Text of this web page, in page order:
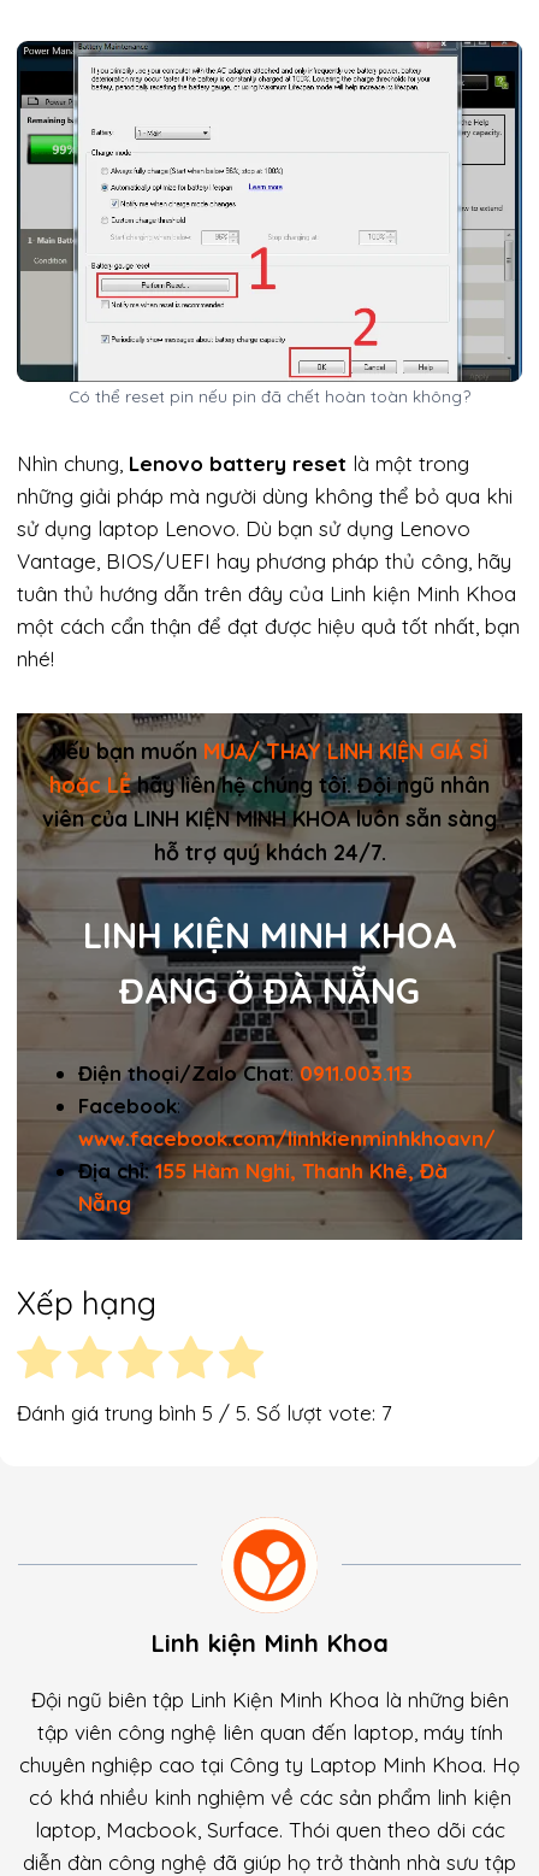
Có thể reset pin nếu pin đã chết hoàn toàn không?
Nhìn chung, Lenovo battery reset là một trong
những giải pháp mà người dùng không thể bỏ qua khi
sử dụng laptop Lenovo. Dù bạn sử dụng Lenovo
Vantage, BIOS/UEFI hay phương pháp thủ công, hãy
tuân thủ hướng dẫn trên đây của Linh kiện Minh Khoa
một cách cẩn thận để đạt được hiệu quả tốt nhất, bạn
nhé!
Nếu bạn muốn MUA/ THAY LINH KIỆN GIÁ SỈ
hoặc LẺhãy liên hệ chúng tôi. Đội ngũ nhân
viên của LINH KIỆN MINH KHOA luôn sẵn sàng
hỗ trợ quý khách 24/7.
LINH KIỆN MINH KHOA
ĐANG Ở ĐÀ NẴNG
Điện thoại/Zalo Chat:0911.003.113
Facebook:
www.facebook.com/linhkienminhkhoavn/
Địa chỉ:155 Hàm Nghi, Thanh Khê, Đà
Nẵng
Xếp hạng
Đánh giá trung bình 5 / 5. Số lượt vote: 7
Linh kiện Minh Khoa
Đội ngũ biên tập Linh Kiện Minh Khoa là những biên
tập viên công nghệ liên quan đến laptop, máy tính
chuyên nghiệp cao tại Công ty Laptop Minh Khoa. Họ
có khá nhiều kinh nghiệm về các sản phẩm linh kiện
laptop, Macbook, Surface. Thói quen theo dõi các
diễn đàn công nghệ đã giúp họ trở thành nhà sưu tập